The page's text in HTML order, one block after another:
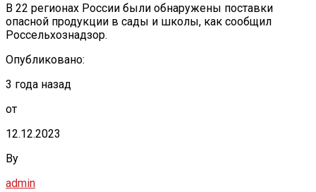
В 22 регионах России были обнаружены поставки
опасной продукции в сады и школы, как сообщил
Россельхознадзор.
Опубликовано:
3 года назад
от
12.12.2023
By
admin